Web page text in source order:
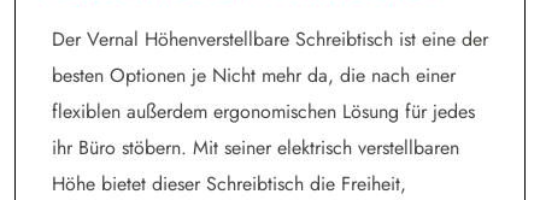
Der Vernal Höhenverstellbare Schreibtisch ist eine der
besten Optionen je Nicht mehr da, die nach einer
flexiblen außerdem ergonomischen Lösung für jedes
ihr Büro stöbern. Mit seiner elektrisch verstellbaren
Höhe bietet dieser Schreibtisch die Freiheit,